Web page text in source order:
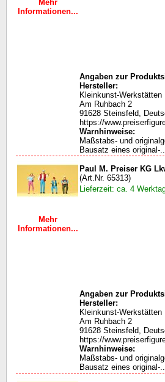
Mehr
Informationen...
Angaben zur
Hersteller:
Kleinkunst-
Am Ruhbach 2
91628 Steinsfeld,
https://
Warnhinweise:
Maßstabs- und
Bausatz eines original-
Mehr
Informationen...
Paul M. Preiser KG
(Art.Nr. 65313)
Lieferzeit: ca. 4
Angaben zur
Hersteller:
Kleinkunst-
Am Ruhbach 2
91628 Steinsfeld,
https://
Warnhinweise:
Maßstabs- und
Bausatz eines original-